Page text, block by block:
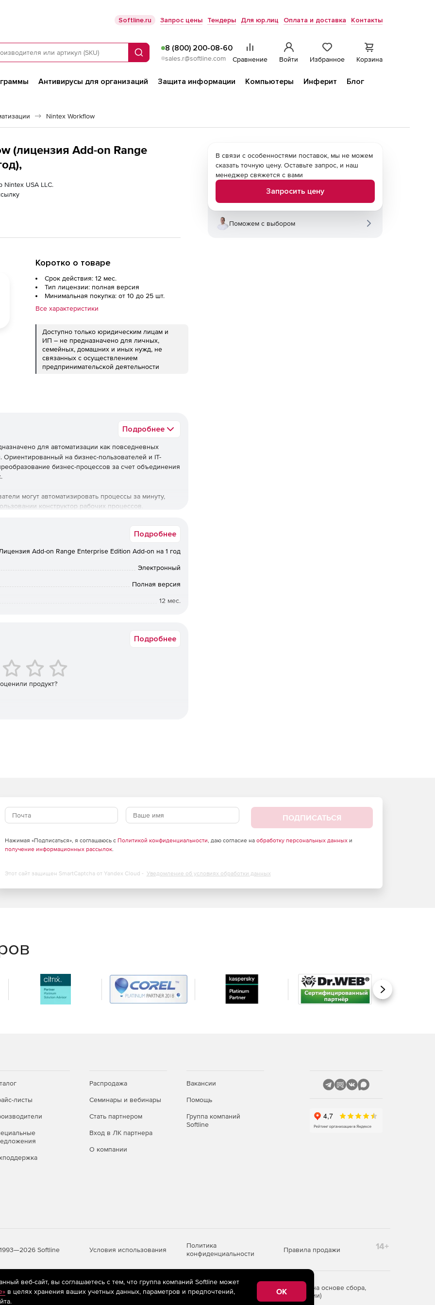
Softline.ru Запрос цены Тендеры Для юр.лиц Оплата и доставка Контакты
Поиск
8 (800) 200-08-60
sales.r@softline.com Сравнение Войти Избранное Корзина
Антивирусы для организаций Защита информации Компьютеры Инферит
Блог
Nintex Workflow
(лицензия Add-on Range
Nintex USA LLC.
Коротко о товаре
Срок действия: 12 мес.
Тип лицензии: полная версия
Минимальная покупка: от 10 до 25 шт.
Все характеристики
Доступно только юридическим лицам и
ИП – не предназначено для личных,
семейных, домашних и иных нужд, не
связанных с осуществлением
предпринимательской деятельности
Подробнее
для автоматизации как повседневных
на бизнес-пользователей и IТ-
бизнес-процессов за счет объединения
могут автоматизировать процессы за минуту,
конструктор рабочих процессов.
до тех, которые требуют сложной логики; от
Встроенный конструктор рабочих процессов
реализованных проектов и применяться в
могут создавать компоненты бизнес-процесса
в нужную схему процесса.
поддерживает мультисерверную установку,
со множеством облачных служб (до 1000).
поддерживает мультисерверную установку,
со множеством облачных служб (до 2500). Работа
Подробнее
Add-on Range Enterprise Edition Add-on на 1 год
Электронный
Полная версия
12 мес.
Подробнее
продукт?
В связи с особенностями поставок, мы не можем
сказать точную цену. Оставьте запрос, и наш
менеджер свяжется с вами
Запросить цену
Поможем с выбором
ПОДПИСАТЬСЯ
Нажимая «Подписаться», я соглашаюсь с Политикой конфиденциальности, даю согласие на обработку персональных данныхи
получение информационных рассылок.
Этот сайт защищен SmartCaptcha от Yandex Cloud - Уведомление об условиях обработки данных
Вперед
листы
Распродажа
Семинары и вебинары
Стать партнером
Вход в ЛК партнера
О компании
Вакансии
Помощь
Группа компаний
Softline
Softline Условия использования
Политика
конфиденциальности
Правила продажи 14+
рекомендательные технологии
(информационные технологии предоставления информации на основе сбора,
пользователей сети «Интернет», находящихся на территории Российской Федерации)
веб-сайт, вы соглашаетесь с тем, что группа компаний Softline может
в целях хранения ваших учетных данных, параметров и предпочтений,
OK